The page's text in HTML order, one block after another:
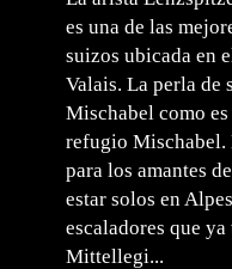
es una de las
suizos ubicada en
Valais. La perla de
Mischabel como
refugio Mischabel.
para los amantes
estar solos en
escaladores que
Mittellegi...